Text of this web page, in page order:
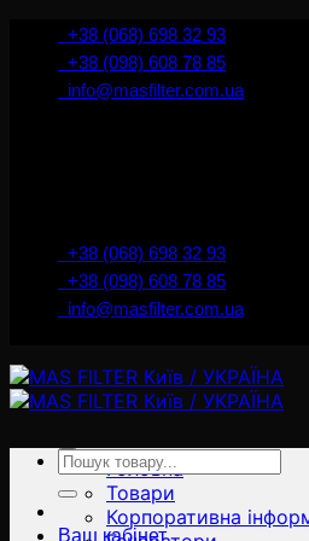
İçeriğe+38 (068) 698 32 93
+38 (098) 608 78 85
info@masfilter.com.ua
+38 (068) 698 32 93
+38 (098) 608 78 85
info@masfilter.com.ua
Головна
Товари
Корпоративна
Ara:
Ваш кабінет